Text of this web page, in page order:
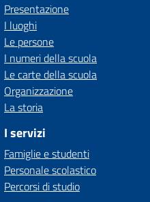
Presentazione
I luoghi
Le persone
I numeri della scuola
Le carte della scuola
Organizzazione
La storia
I servizi
Famiglie e studenti
Personale scolastico
Percorsi di studio